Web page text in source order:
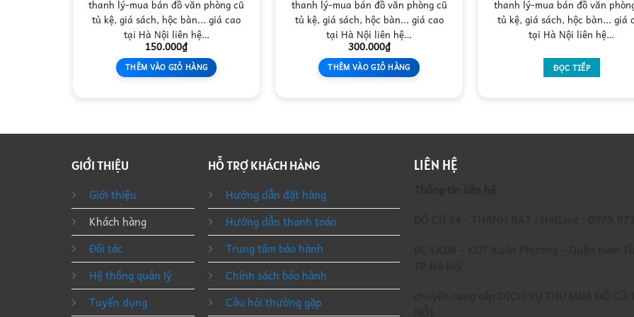
thanh lý-mua bán đồ văn phòng cũ
tủ kệ, giá sách, hộc bàn... giá cao
tại Hà Nội liên hệ…
150.000₫
THÊM VÀO GIỎ HÀNG
thanh lý-mua bán đồ văn phòng cũ
tủ kệ, giá sách, hộc bàn... giá cao
tại Hà Nội liên hệ…
300.000₫
THÊM VÀO GIỎ HÀNG
thanh lý-mua bán đồ văn
tủ kệ, giá sách, hộc bàn... giá
tại Hà Nội liên hệ…
ĐỌC TIẾP
GIỚI THIỆU
Giới thiệu
Khách hàng
Đối tác
Hệ thống quản lý
Tuyển dụng
HỖ TRỢ KHÁCH HÀNG
Hướng dẫn đặt hàng
Hướng dẫn thanh toán
Trung tâm bảo hành
Chính sách bảo hành
Câu hỏi thường gặp
LIÊN HỆ